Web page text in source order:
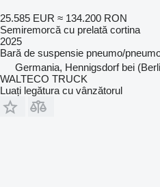
25.585 EUR ≈ 134.200 RON
Semiremorcă cu prelată cortina
2025
Bară de suspensie pneumo/
Germania, Hennigsdorf bei
WALTECO TRUCK
Luați legătura cu vânzătorul